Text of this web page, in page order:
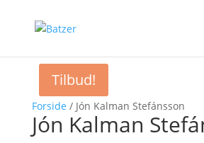
Forside / Jón Kalman Stefánsson
Jón Kalman
Tilbud!